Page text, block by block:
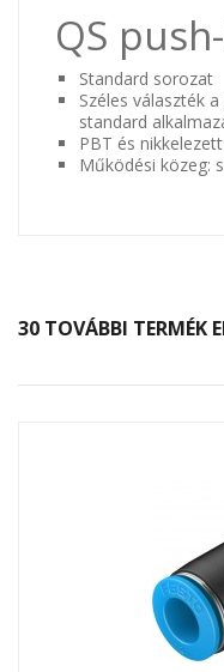
QS
Standard sorozat
Széles választék
standard
PBT és
Működési közeg:
30 TOVÁBBI TERMÉK